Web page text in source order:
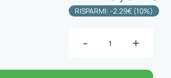
RISPARMI: -2.29€ (10%)
- +